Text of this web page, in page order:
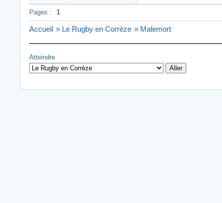
Pages : 1
Accueil » Le Rugby en Corrèze » Malemort
Atteindre